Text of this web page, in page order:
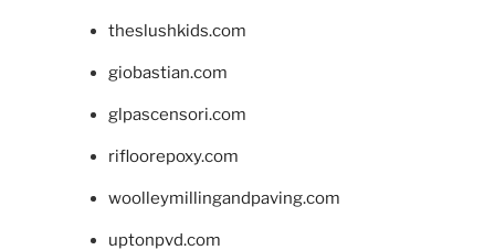
theslushkids.com
giobastian.com
glpascensori.com
rifloorepoxy.com
woolleymillingandpaving.com
uptonpvd.com